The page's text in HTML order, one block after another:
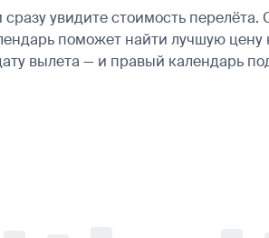
увидите стоимость
поможет найти лучшую
вылета — и правый календарь